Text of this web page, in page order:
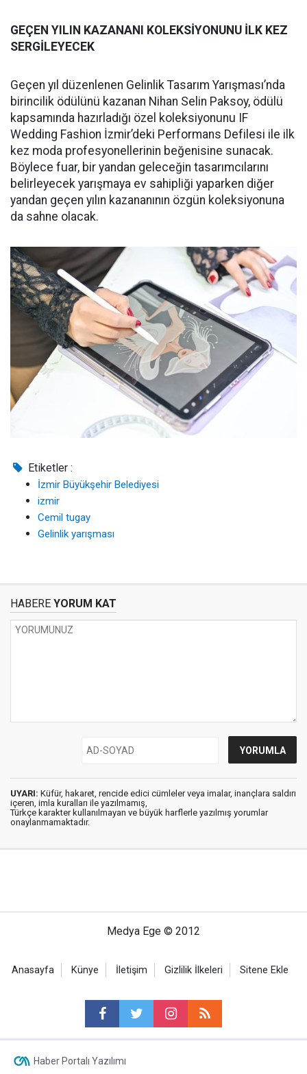
GEÇEN YILIN KAZANANI KOLEKSİYONUNU İLK KEZ
SERGİLEYECEK
Geçen yıl düzenlenen Gelinlik Tasarım Yarışması’nda
birincilik ödülünü kazanan Nihan Selin Paksoy, ödülü
kapsamında hazırladığı özel koleksiyonunu IF
Wedding Fashion İzmir’deki Performans Defilesi ile ilk
kez moda profesyonellerinin beğenisine sunacak.
Böylece fuar, bir yandan geleceğin tasarımcılarını
belirleyecek yarışmaya ev sahipliği yaparken diğer
yandan geçen yılın kazananının özgün koleksiyonuna
da sahne olacak.
Etiketler :
İzmir Büyükşehir Belediyesi
izmir
Cemil tugay
Gelinlik yarışması
HABERE YORUM KAT
UYARI: Küfür, hakaret, rencide edici cümleler veya imalar, inançlara saldırı
içeren, imla kuralları ile yazılmamış,
Türkçe karakter kullanılmayan ve büyük harflerle yazılmış yorumlar
onaylanmamaktadır.
Medya Ege © 2012
Anasayfa Künye İletişim Gizlilik İlkeleri Sitene Ekle
Haber Portalı Yazılımı